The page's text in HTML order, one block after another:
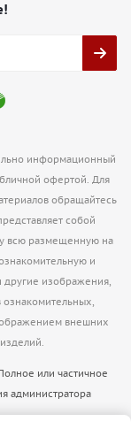
информационный
офертой. Для
обращайтесь
собой
всю размещенную на
и
изображения,
внешних
или частичное
администратора